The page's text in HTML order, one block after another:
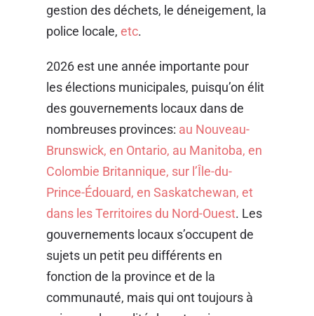
gestion des déchets, le déneigement, la
police locale,etc.
2026 est une année importante pour
les élections municipales, puisqu’on élit
des gouvernements locaux dans de
nombreuses provinces: au Nouveau-
Brunswick, en Ontario, au Manitoba, en
Colombie Britannique, sur l’Île-du-
Prince-Édouard, en Saskatchewan, et
dans les Territoires du Nord-Ouest. Les
gouvernements locaux s’occupent de
sujets un petit peu différents en
fonction de la province et de la
communauté, mais qui ont toujours à